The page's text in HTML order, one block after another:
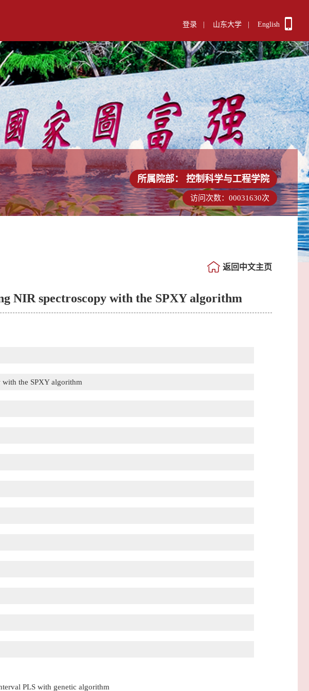
登录 山东大学 English
所属院部： 控制科学与工程学院
访问次数： 00031630次
返回中文主页
NIR spectroscopy with the SPXY algorithm
with the SPXY algorithm
PLS with genetic algorithm